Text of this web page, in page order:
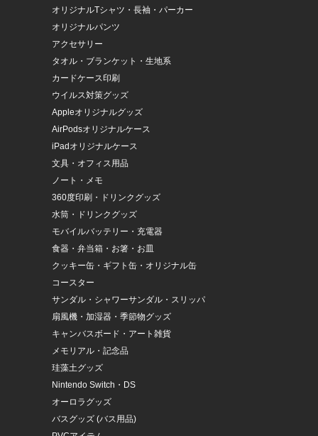
オリジナルTシャツ・長袖・パーカー
オリジナルパンツ
アクセサリー
タオル・ブランケット・生地系
カードケース印刷
ウイルス対策グッズ
Appleオリジナルグッズ
AirPodsオリジナルケース
iPadオリジナルケース
文具・オフィス用品
ノート・メモ
360度印刷・ドリンクグッズ
水筒・ドリンクグッズ
モバイルバッテリー・充電器
食器・弁当箱・お箸・お皿
クッキー缶・ギフト缶・オリジナル缶
コースター
サンダル・シャワーサンダル・スリッパ
扇風機・加湿器・季節物グッズ
キャンバスボード・アート雑貨
メモリアル・記念品
珪藻土グッズ
Nintendo Switch・DS
オーロラグッズ
バスグッズ (バス用品)